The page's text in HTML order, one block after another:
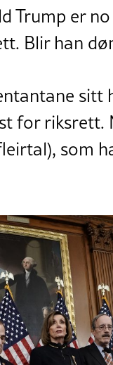
Trump er
Blir han
sitt
for riksrett.
som